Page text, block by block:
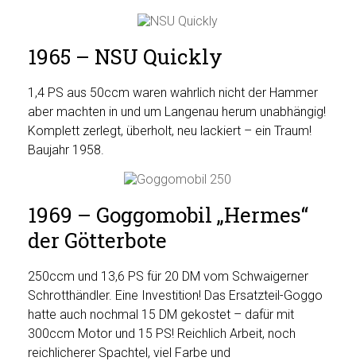
1965 – NSU Quickly
1,4 PS aus 50ccm waren wahrlich nicht der Hammer
aber machten in und um Langenau herum unabhängig!
Komplett zerlegt, überholt, neu lackiert – ein Traum!
Baujahr 1958.
1969 – Goggomobil „Hermes“
der Götterbote
250ccm und 13,6 PS für 20 DM vom Schwaigerner
Schrotthändler. Eine Investition! Das Ersatzteil-Goggo
hatte auch nochmal 15 DM gekostet – dafür mit
300ccm Motor und 15 PS! Reichlich Arbeit, noch
reichlicherer Spachtel, viel Farbe und